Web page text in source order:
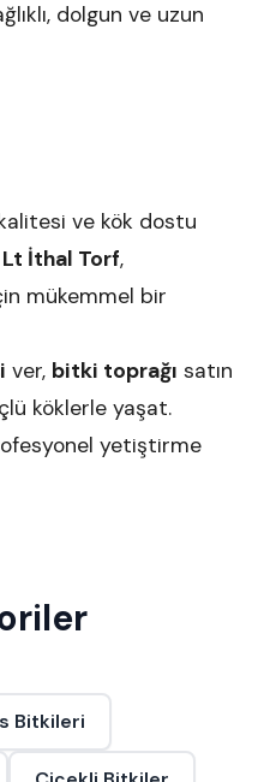
dolgun ve uzun
ve kök dostu
İthal Torf,
mükemmel bir
ver, bitki toprağı satın
köklerle yaşat.
yetiştirme
Bitkileri